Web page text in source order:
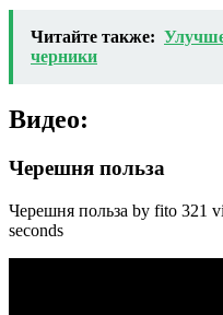
Читайте также:
черники
Видео:
Черешня польза
Черешня польза by fito 321
seconds